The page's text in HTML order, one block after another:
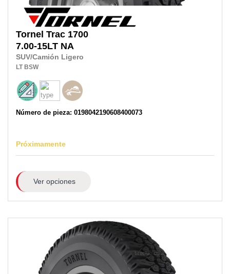
Tornel Trac 1700
7.00-15LT NA
SUV/Camión Ligero
LT BSW
Número de pieza: 0198042190608400073
Próximamente
Ver opciones